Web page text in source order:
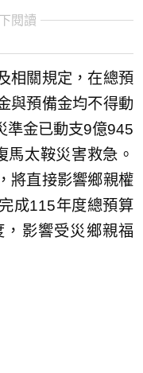
閱讀
相關規定，在總預
與預備金均不得動
準金已動支9億945
馬太鞍災害救急。
將直接影響鄉親權
成115年度總預算
影響受災鄉親福